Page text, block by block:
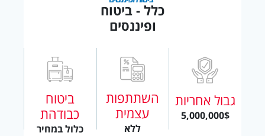
כלל - ביטוח
ופיננסים
גבול אחריות
5,000,000$
השתתפות
עצמית
ללא
ביטוח
כבודהת
כלול במחיר